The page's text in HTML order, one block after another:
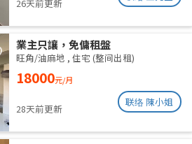
26天前更新
業主只讓，免傭租盤
旺角/油麻地 , 住宅 (整间出租)
18000元/月
28天前更新
联络 陳小姐